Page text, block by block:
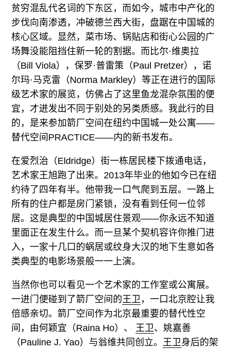
贫穷混乱代名词的下东区，而如今，城市中产化的
步伐向南渗透，冲破德兰西大街，盘踞在中国城的
核心区域。显然，菜市场、锅贴店和街心公园的广
场舞没能阻挡住新一轮的割据。而比尔·维奥拉
（Bill Viola），保罗·普雷策（Paul Pretzer），诺
尔玛·马克雷（Norma Markley）等正在进行的国际
级艺术家的展览，仿佛占了这里鱼龙混杂氛围的便
宜，才迸发出不同于别处的另类质感。我此行的目
的，是来参加箭厂空间在纽约中国城一处公寓——
替代空间PRACTICE——内的新书发布。
在爱烈治（Eldridge）街一栋居民楼下拨通电话，
艺术家王旭跑了出来。2013年毕业的他如今已在纽
约待了四年有半。他带我一口气爬到五层。一路上
所有的住户都是房门紧锁，没有看到任何一位邻
居。这是典型的中国城居住景观——你永远不知道
里面正在发生什么。而一旦某个契机容许你推门进
入，一家十几口的蜗居或纹身大汉的地下生意如各
类典型的电影场景般一一上演。
当然你也可以看见一个艺术家的工作室或公寓展。
一进门便碰到了箭厂空间的王卫 ，一口北京腔让我
倍感亲切。箭厂空间作为北京最重要的替代性空
间，由何颖宜（Raina Ho）、 王卫、姚嘉善
（Pauline J. Yao）与翁维共同创立。 王卫身后的架